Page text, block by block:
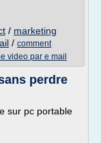
/ marketing
/ comment
video par e mail
perdre
sur pc portable